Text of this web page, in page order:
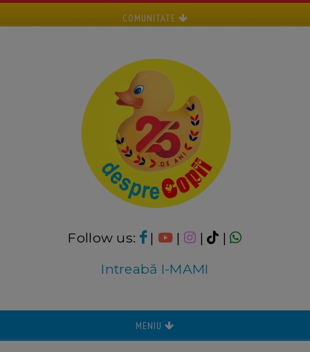
COMUNITATE
Follow us: | | |
|
Intreabă I-MAMI
MENIU